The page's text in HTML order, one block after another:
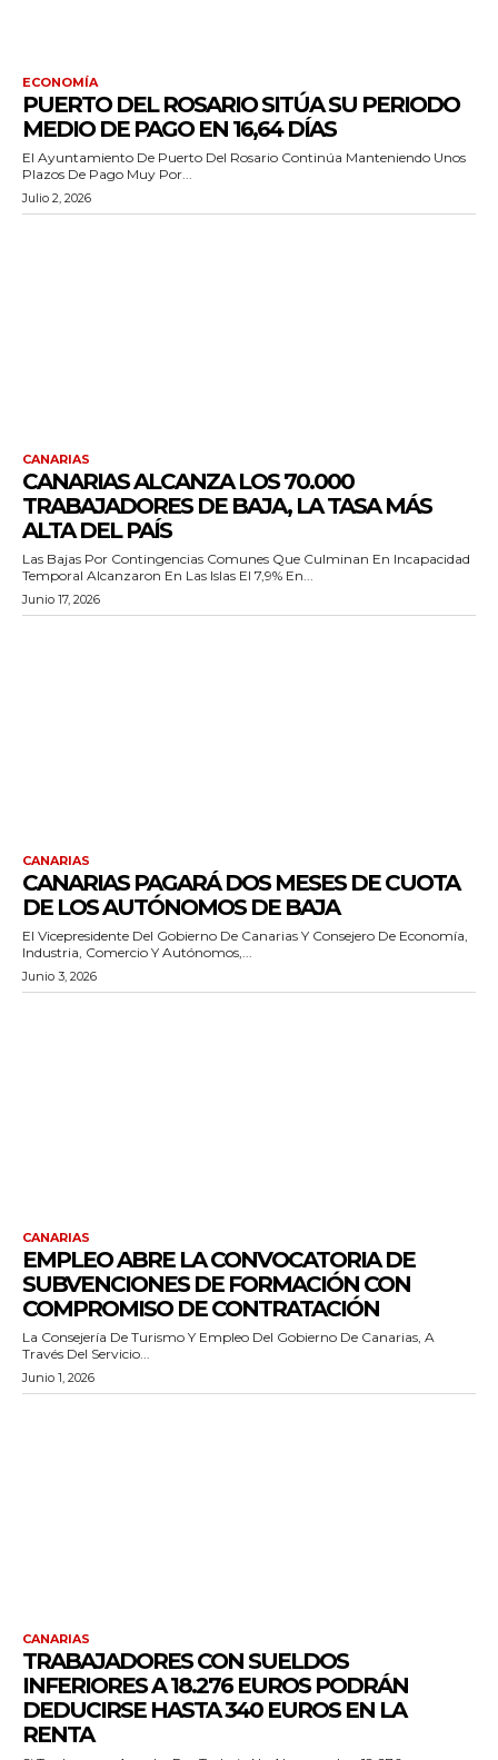
ECONOMÍA
PUERTO DEL ROSARIO SITÚA SU PERIODO
MEDIO DE PAGO EN 16,64 DÍAS
El Ayuntamiento De Puerto Del Rosario Continúa Manteniendo Unos
Plazos De Pago Muy Por...
Julio 2, 2026
CANARIAS
CANARIAS ALCANZA LOS 70.000
TRABAJADORES DE BAJA, LA TASA MÁS
ALTA DEL PAÍS
Las Bajas Por Contingencias Comunes Que Culminan En Incapacidad
Temporal Alcanzaron En Las Islas El 7,9% En...
Junio 17, 2026
CANARIAS
CANARIAS PAGARÁ DOS MESES DE CUOTA
DE LOS AUTÓNOMOS DE BAJA
El Vicepresidente Del Gobierno De Canarias Y Consejero De Economía,
Industria, Comercio Y Autónomos,...
Junio 3, 2026
CANARIAS
EMPLEO ABRE LA CONVOCATORIA DE
SUBVENCIONES DE FORMACIÓN CON
COMPROMISO DE CONTRATACIÓN
La Consejería De Turismo Y Empleo Del Gobierno De Canarias, A
Través Del Servicio...
Junio 1, 2026
CANARIAS
TRABAJADORES CON SUELDOS
INFERIORES A 18.276 EUROS PODRÁN
DEDUCIRSE HASTA 340 EUROS EN LA
RENTA